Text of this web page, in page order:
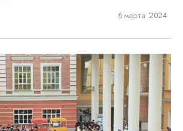
6 марта 2024